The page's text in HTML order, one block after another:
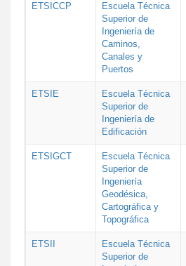
ETSICCP
Escuela Técnica
Superior de
Ingeniería de
Caminos,
Canales y
Puertos
ETSIE
Escuela Técnica
Superior de
Ingeniería de
Edificación
ETSIGCT
Escuela Técnica
Superior de
Ingeniería
Geodésica,
Cartográfica y
Topográfica
ETSII
Escuela Técnica
Superior de